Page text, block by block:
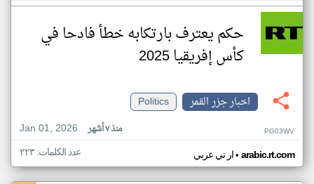
حكم يعترف بارتكابه خطأ فادحا في
كأس إفريقيا 2025
اخبار جزر القمر
Politics
Jan 01, 2026
منذ ٧ أشهر PG03WV
ار تي عربي• arabic.rt.com عدد الكلمات: ٢٢٣